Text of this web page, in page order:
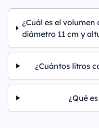
¿Cuál es el
diámetro 11 cm y
¿Cuántos litros
¿Qué